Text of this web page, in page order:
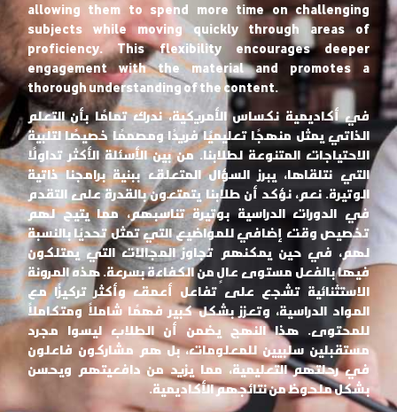
allowing them to spend more time on challenging
subjects while moving quickly through areas of
proficiency. This flexibility encourages deeper
engagement with the material and promotes a
thorough understanding of the content.
في أكاديمية نكساس الأمريكية، ندرك تمامًا بأن التعلم
الذاتي يمثل منهجًا تعليميًا فريدًا ومصممًا خصيصًا لتلبية
الاحتياجات المتنوعة لطلابنا. من بين الأسئلة الأكثر تداولًا
التي نتلقاها، يبرز السؤال المتعلق ببنية برامجنا ذاتية
الوتيرة. نعم، نؤكد أن طلابنا يتمتعون بالقدرة على التقدم
في الدورات الدراسية بوتيرة تناسبهم، مما يتيح لهم
تخصيص وقت إضافي للمواضيع التي تمثل تحديًا بالنسبة
لهم، في حين يمكنهم تجاوز المجالات التي يمتلكون
فيها بالفعل مستوى عالٍ من الكفاءة بسرعة. هذه المرونة
الاستثنائية تشجع على تفاعل أعمق وأكثر تركيزًا مع
المواد الدراسية، وتعزز بشكل كبير فهمًا شاملاً ومتكاملاً
للمحتوى. هذا النهج يضمن أن الطلاب ليسوا مجرد
مستقبلين سلبيين للمعلومات، بل هم مشاركون فاعلون
في رحلتهم التعليمية، مما يزيد من دافعيتهم ويحسن
بشكل ملحوظ من نتائجهم الأكاديمية.